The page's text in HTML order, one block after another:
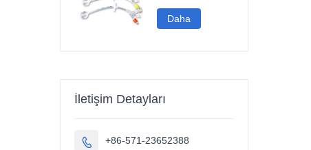
Daha
İletişim Detayları
 +86-571-23652388